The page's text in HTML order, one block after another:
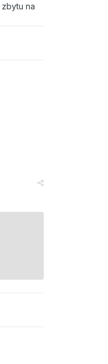
na